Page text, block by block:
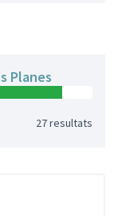
Planes
27 resultats